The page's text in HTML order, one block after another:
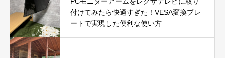
PCモニターアームをレグザテレビに取り
付けてみたら快適すぎた！VESA変換プレ
ートで実現した便利な使い方